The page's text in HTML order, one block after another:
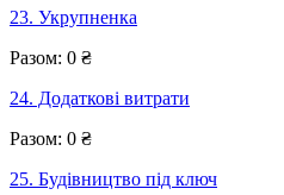
23. Укрупненка
Разом: 0 ₴
24. Додаткові витрати
Разом: 0 ₴
25. Будівництво під ключ